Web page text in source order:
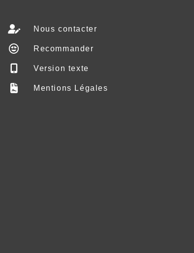
Nous contacter
Recommander
Version texte
Mentions Légales